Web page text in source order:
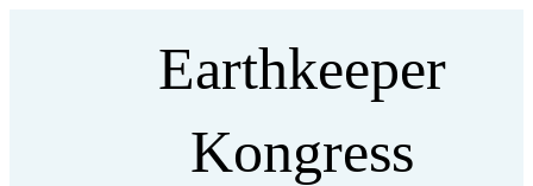
Earthkeeper
Kongress